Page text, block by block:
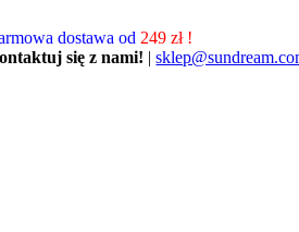
dostawa od 249 zł !
się z nami! |